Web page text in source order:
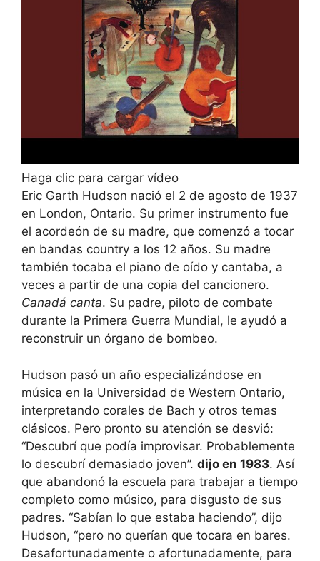
Haga clic para cargar vídeo
Eric Garth Hudson nació el 2 de agosto de 1937
en London, Ontario. Su primer instrumento fue
el acordeón de su madre, que comenzó a tocar
en bandas country a los 12 años. Su madre
también tocaba el piano de oído y cantaba, a
veces a partir de una copia del cancionero.
Canadá canta. Su padre, piloto de combate
durante la Primera Guerra Mundial, le ayudó a
reconstruir un órgano de bombeo.
Hudson pasó un año especializándose en
música en la Universidad de Western Ontario,
interpretando corales de Bach y otros temas
clásicos. Pero pronto su atención se desvió:
“Descubrí que podía improvisar. Probablemente
lo descubrí demasiado joven”. dijo en 1983. Así
que abandonó la escuela para trabajar a tiempo
completo como músico, para disgusto de sus
padres. “Sabían lo que estaba haciendo”, dijo
Hudson, “pero no querían que tocara en bares.
Desafortunadamente o afortunadamente, para